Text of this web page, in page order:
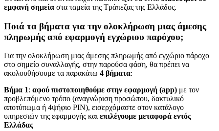
εμφανή σημεία στα ταμεία της Τράπεζας της Ελλάδος.
Ποιά τα βήματα για την ολοκλήρωση μιας άμεσης
πληρωμής από εφαρμογή εγχώριου παρόχου;
Για την ολοκλήρωση μιας άμεσης πληρωμής από εγχώριο πάροχο
στο σημείο συναλλαγής, στην παρούσα φάση, θα πρέπει να
ακολουθήσουμε τα παρακάτω 4 βήματα:
Βήμα 1: αφού πιστοποιηθούμε στην εφαρμογή (app) με τον
προβλεπόμενο τρόπο (αναγνώριση προσώπου, δακτυλικό
αποτύπωμα ή 4ψήφιο ΡΙΝ), εισερχόμαστε στον κατάλογο
υπηρεσιών της εφαρμογής και επιλέγουμε μεταφορά εντός
Ελλάδας